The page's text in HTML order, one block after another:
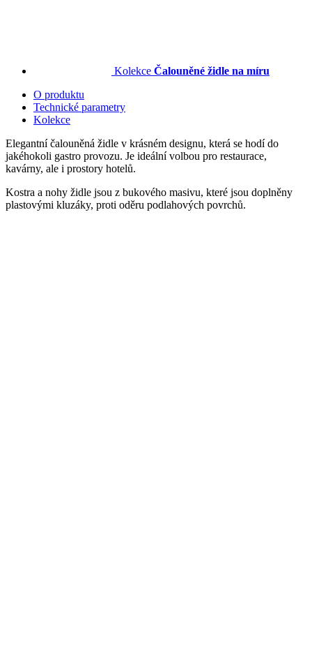
Kolekce Čalouněné židle na míru
O produktu
Technické parametry
Kolekce
Elegantní čalouněná židle v krásném designu, která se hodí do
jakéhokoli gastro provozu. Je ideální volbou pro restaurace,
kavárny, ale i prostory hotelů.
Kostra a nohy židle jsou z bukového masivu, které jsou doplněny
plastovými kluzáky, proti oděru podlahových povrchů.